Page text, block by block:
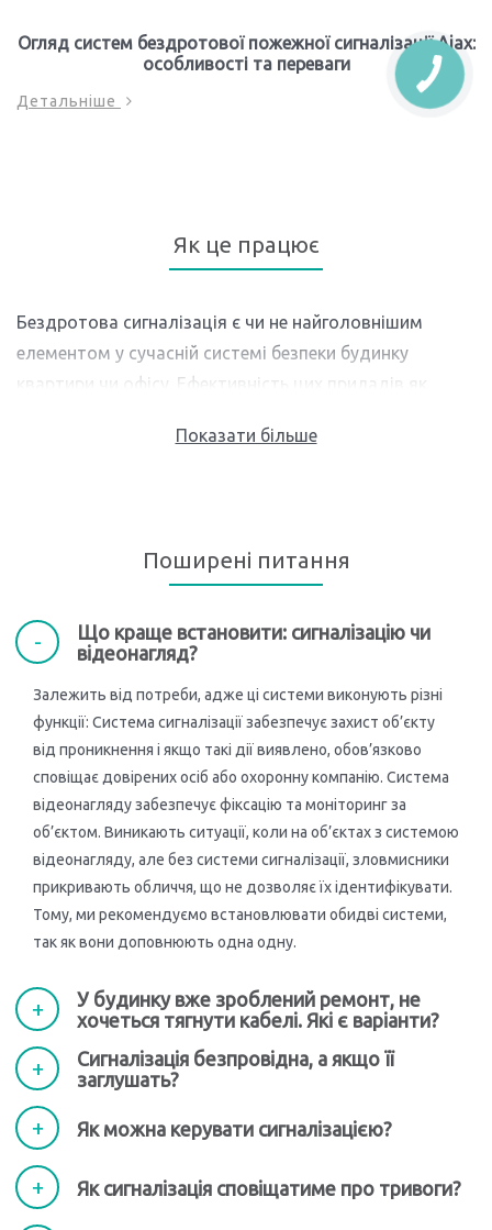
Огляд систем бездротової пожежної сигналізації Ajax:
особливості та переваги
Детальніше
Як це працює
Бездротова сигналізація є чи не найголовнішим
елементом у сучасній системі безпеки будинку
квартири чи офісу. Ефективність цих приладів як
доведена на практиці, а легкість встановлення,
звичайнісінького побутового приладу. На жаль, хай
все ще залишаються серйозною проблемою для
суспільства, тож краще завчасно подбати про
безпеку свого майна.
Принцип роботи бездротової сигналізації
Попри те, що сигнальні системи стали вже ледь не в
один ряд з телевізорами та пральними машинками,
складний з
технічної точки
Тож перш ніж
купити
сигналізацію
для дому,
радимо
ретельно
дослідити, що
таке охоронна сигналізація, аби напевне знати, за що
Поширені питання
Що краще встановити: сигналізацію чи
відеонагляд?
Залежить від потреби, адже ці системи виконують різні
функції: Система сигналізації забезпечує захист об’єкту
від проникнення і якщо такі дії виявлено, обов’язково
сповіщає довірених осіб або охоронну компанію. Система
відеонагляду забезпечує фіксацію та моніторинг за
об’єктом. Виникають ситуації, коли на об’єктах з системою
відеонагляду, але без системи сигналізації, зловмисники
прикривають обличчя, що не дозволяє їх ідентифікувати.
Тому, ми рекомендуємо встановлювати обидві системи,
так як вони доповнюють одна одну.
У будинку вже зроблений ремонт, не
хочеться тягнути кабелі. Які є варіанти?
Сигналізація безпровідна, а якщо її
заглушать?
Як можна керувати сигналізацією?
Як сигналізація сповіщатиме про тривоги?